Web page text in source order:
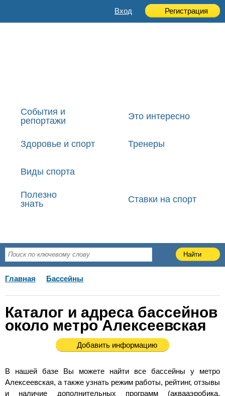
Вход Регистрация
События и
репортажи
Это интересно
Здоровье и спорт Тренеры
Виды спорта
Полезно
знать
Ставки на спорт
Главная Бассейны
Каталог и адреса бассейнов
около метро Алексеевская
Добавить информацию
В нашей базе Вы можете найти все бассейны у метро
Алексеевская, а также узнать режим работы, рейтинг, отзывы
и наличие дополнительных программ (аквааэробика,